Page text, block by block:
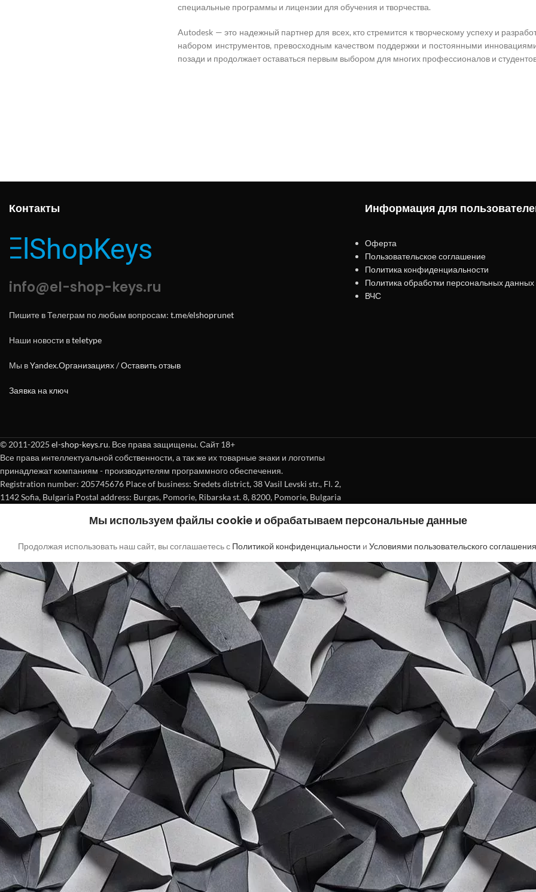
специальные программы и лицензии для обучения и творчества.
Autodesk — это надежный партнер для всех, кто стремится к творческому успеху и
набором инструментов, превосходным качеством поддержки и постоянными
позади и продолжает оставаться первым выбором для многих профессионалов и
Контакты
info@el-shop-keys.ru
Пишите в Телеграм по любым вопросам: t.me/elshoprunet
Наши новости вteletype
Мы вYandex.Организациях/Оставить отзыв
Заявка на ключ
Информация для
Оферта
Пользовательское соглашение
Политика конфиденциальности
Политика обработки персональных данных
ВЧС
© 2011-2025 el-shop-keys.ru. Все права защищены. Сайт 18+
Все права интеллектуальной собственности, а так же их товарные знаки и логотипы
принадлежат компаниям - производителям программного обеспечения.
Registration number: 205745676 Place of business: Sredets district, 38 Vasil Levski str., Fl. 2,
1142 Sofia, Bulgaria Postal address: Burgas, Pomorie, Ribarska st. 8, 8200, Pomorie, Bulgaria
Мы используем файлы cookie и обрабатываем персональные данные
Продолжая использовать наш сайт, вы соглашаетесь с Политикой конфиденциальности и Условиями пользовательского соглашения